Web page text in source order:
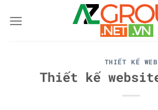
THIẾT KẾ WEB
Thiết kế